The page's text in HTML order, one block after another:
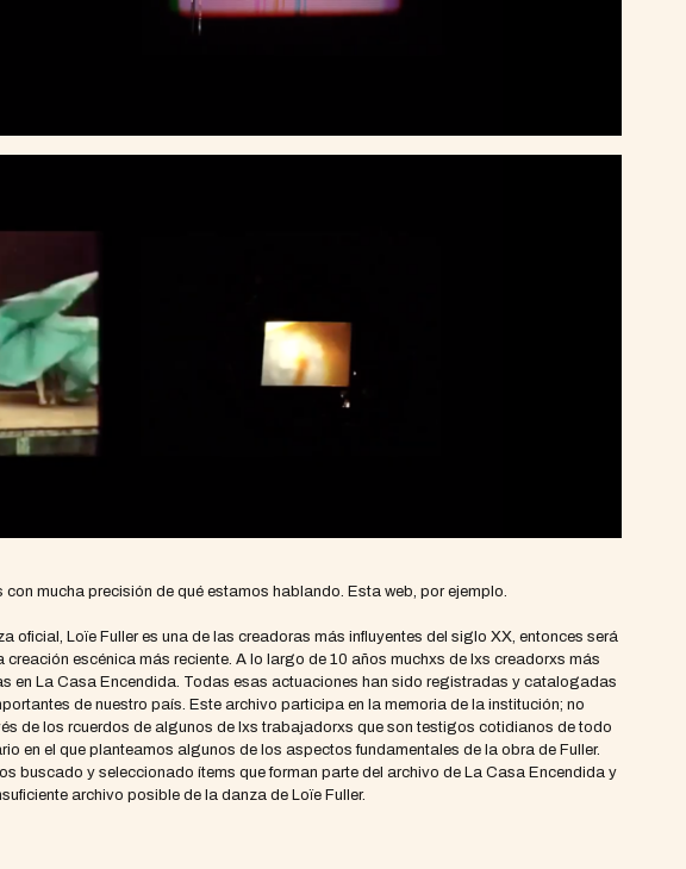
mucha precisión de qué estamos hablando. Esta web, por ejemplo.
oficial, Loïe Fuller es una de las creadoras más influyentes del siglo XX, entonces será
escénica más reciente. A lo largo de 10 años muchxs de lxs creadorxs más
en La Casa Encendida. Todas esas actuaciones han sido registradas y catalogadas
de nuestro país. Este archivo participa en la memoria de la institución; no
de los rcuerdos de algunos de lxs trabajadorxs que son testigos cotidianos de todo
en el que planteamos algunos de los aspectos fundamentales de la obra de Fuller.
buscado y seleccionado ítems que forman parte del archivo de La Casa Encendida y
archivo posible de la danza de Loïe Fuller.